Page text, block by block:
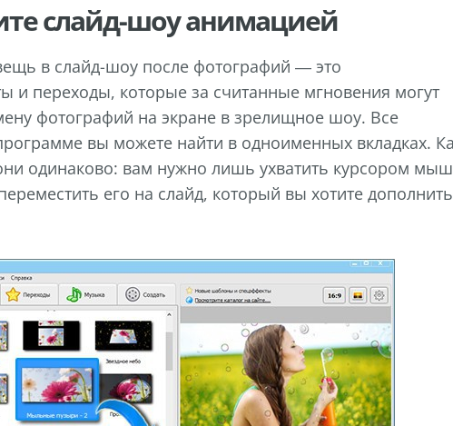
слайд-шоу анимацией
в слайд-шоу после фотографий — это
и переходы, которые за считанные мгновения могут
фотографий на экране в зрелищное шоу. Все
вы можете найти в одноименных вкладках.
одинаково: вам нужно лишь ухватить курсором
его на слайд, который вы хотите дополнить